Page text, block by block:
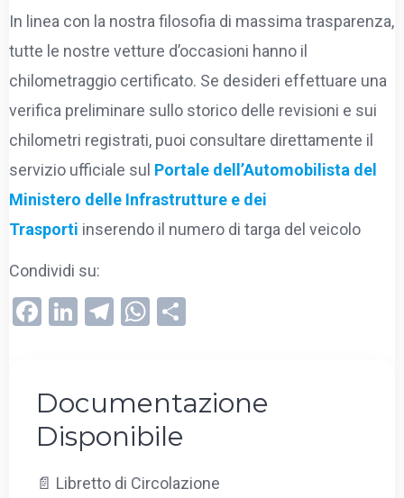
In linea con la nostra filosofia di massima trasparenza,
tutte le nostre vetture d’occasioni hanno il
chilometraggio certificato. Se desideri effettuare una
verifica preliminare sullo storico delle revisioni e sui
chilometri registrati, puoi consultare direttamente il
servizio ufficiale sul Portale dell’Automobilista del
Ministero delle Infrastrutture e dei
Trasporti inserendo il numero di targa del veicolo
Condividi su:
F
b
o
o
k
Li
dI
n
T
gr
a
m
W
s
A
p
p
di
Documentazione
Disponibile
📄 Libretto di Circolazione